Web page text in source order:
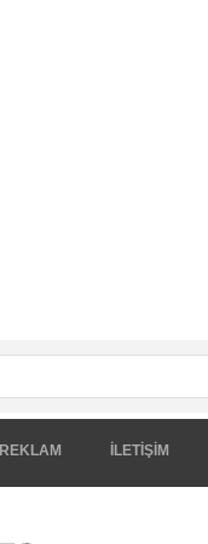
REKLAM İLETİŞİM